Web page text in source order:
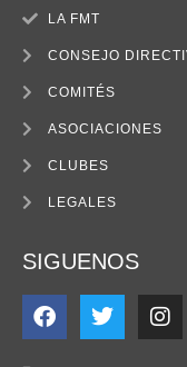
LA FMT
CONSEJO
COMITÉS
ASOCIACIONES
CLUBES
LEGALES
SIGUENOS